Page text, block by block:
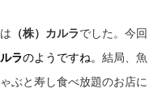
（株）カルラ でした。今回
ラのようですね。 結局、魚
ぶと寿し食べ放題のお店に